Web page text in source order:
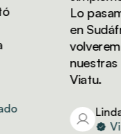
Lo
en
nuestras
Viatu.
Linda